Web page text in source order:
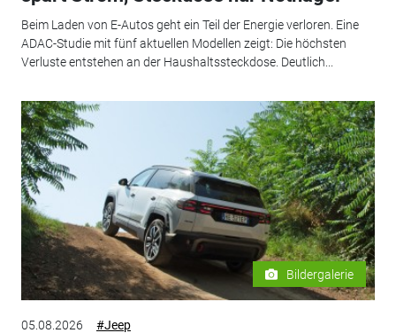
Beim Laden von E-Autos geht ein Teil der Energie verloren. Eine
ADAC-Studie mit fünf aktuellen Modellen zeigt: Die höchsten
Verluste entstehen an der Haushaltssteckdose. Deutlich...
Bildergalerie
05.08.2026 #Jeep